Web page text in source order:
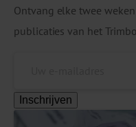
Ontvang elke twee
publicaties van het
Inschrijven